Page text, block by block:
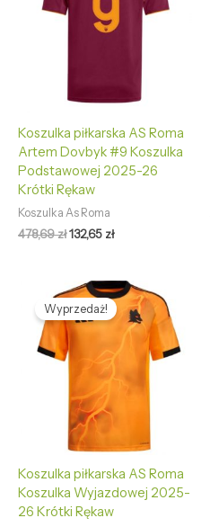
Koszulka piłkarska AS Roma
Artem Dovbyk #9 Koszulka
Podstawowej 2025-26
Krótki Rękaw
Koszulka As Roma
478,69zł132,65 zł
Wyprzedaż!
Koszulka piłkarska AS Roma
Koszulka Wyjazdowej 2025-
26 Krótki Rękaw
Pierwotna
cena
wynosiła:
478,69 zł.
Aktualna
cena
wynosi:
132,65 zł.